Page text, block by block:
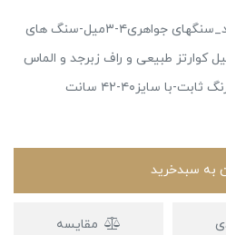
گردنبندی خاص از ترکیب مرورید_سنگهای جواهری۴-۳میل-سنگ های
تراش نخورده-و سنگهای ۴میل کوارتز طبیعی و راف زبرجد و الماس
با سایز۴۰-۴۲ سانت
به سبدخرید
مقایسه